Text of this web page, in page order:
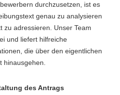
durchzusetzen, ist es
genau zu analysieren
zu adressieren. Unser Team
und liefert hilfreiche
die über den eigentlichen
hinausgehen.
des Antrags